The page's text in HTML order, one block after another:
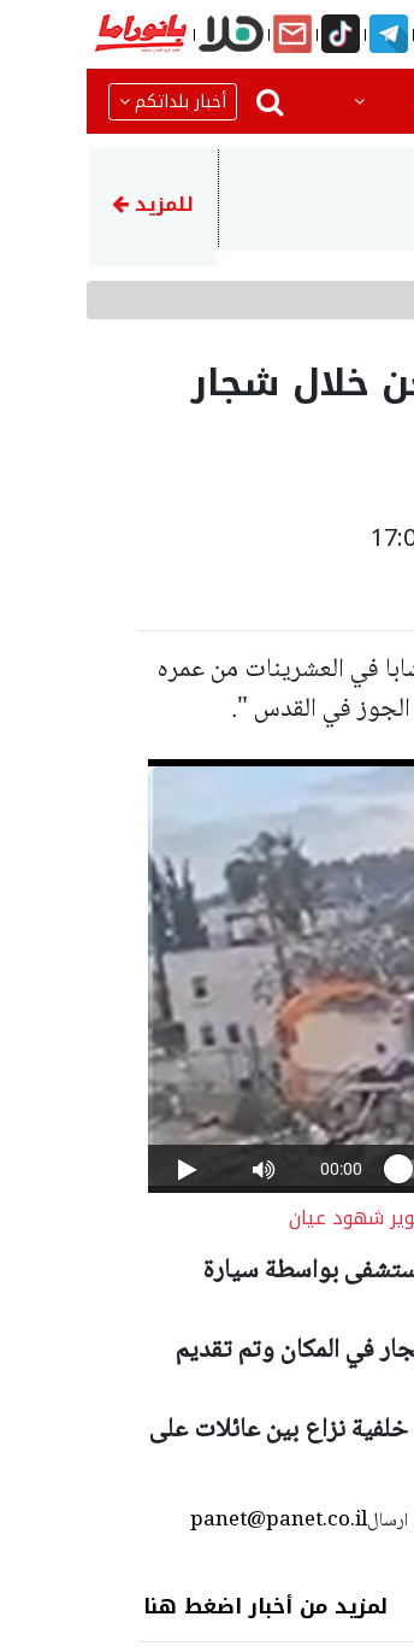
أخبار بلداتكم
الحوثيون يهاجمون مأرب
للمزيد
خلال شجار
في العشرينات من عمره
في القدس ".
شهود عيان
بواسطة سيارة
في المكان وتم تقديم
نزاع بين عائلات على
panet@panet.co.ilالأدبية لسنة 2007، يرجى ارسال
لمزيد من أخبار اضغط هنا